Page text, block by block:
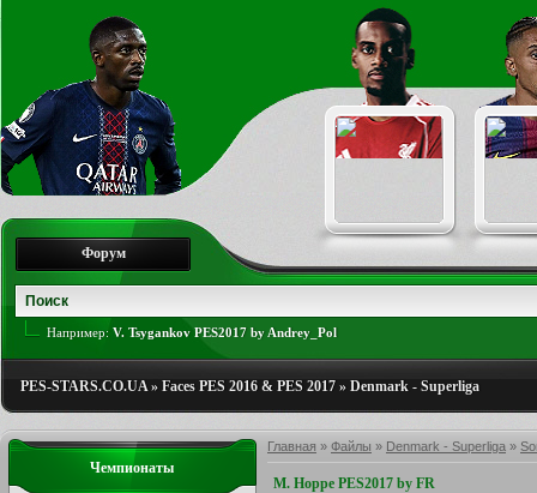
Форум
Например: V. Tsygankov PES2017 by Andrey_Pol
PES-STARS.CO.UA» Faces PES 2016 & PES 2017 » Denmark - Superliga
Главная » Файлы » Denmark - Superliga »
M. Hoppe PES2017 by FR
Чемпионаты